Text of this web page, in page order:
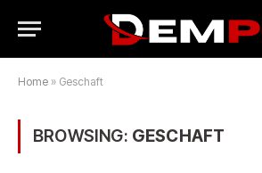
Home » Geschaft
BROWSING: GESCHAFT